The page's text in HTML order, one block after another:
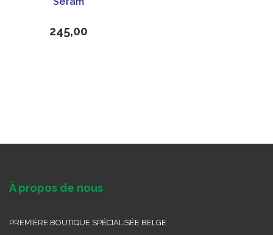
245,00
À propos de nous
PREMIÈRE BOUTIQUE SPÉCIALISÉE BELGE